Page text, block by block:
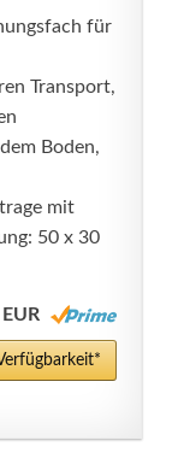
für
Transport,
Boden,
mit
50 x 30